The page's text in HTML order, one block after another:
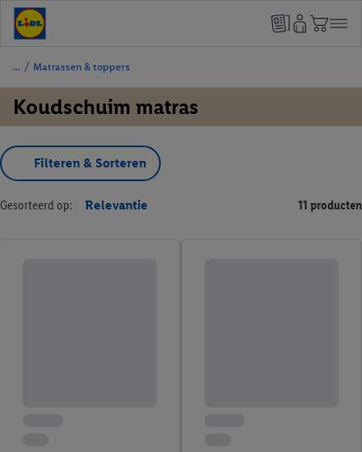
/ Matrassen & toppers
Koudschuim matras
Filteren & Sorteren
Gesorteerd op: Relevantie 11 producten